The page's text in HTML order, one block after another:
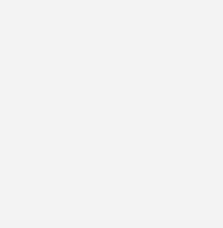
aller Gesetzesvorlagen bleiben
der Freigabe des CO2-
spürbaren Kostensteigerung für
Heizungssanierung durch den
denkbare Option mit einer
Investitionssumme. Grundsätzlich